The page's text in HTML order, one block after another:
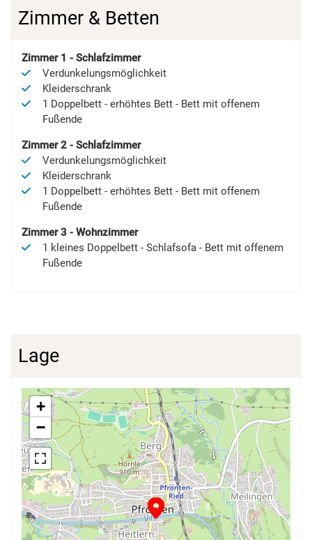
Zimmer & Betten
Zimmer 1 - Schlafzimmer
Verdunkelungsmöglichkeit
Kleiderschrank
1 Doppelbett - erhöhtes Bett - Bett mit offenem
Fußende
Zimmer 2 - Schlafzimmer
Verdunkelungsmöglichkeit
Kleiderschrank
1 Doppelbett - erhöhtes Bett - Bett mit offenem
Fußende
Zimmer 3 - Wohnzimmer
1 kleines Doppelbett - Schlafsofa - Bett mit offenem
Fußende
Lage
+
−